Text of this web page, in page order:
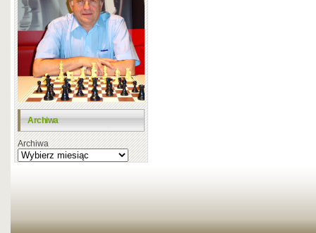
Archiwa
Archiwa